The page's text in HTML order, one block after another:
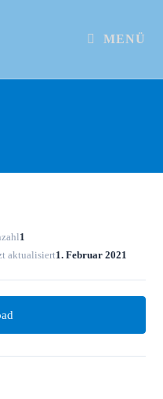
MENÜ
1
aktualisiert1. Februar 2021